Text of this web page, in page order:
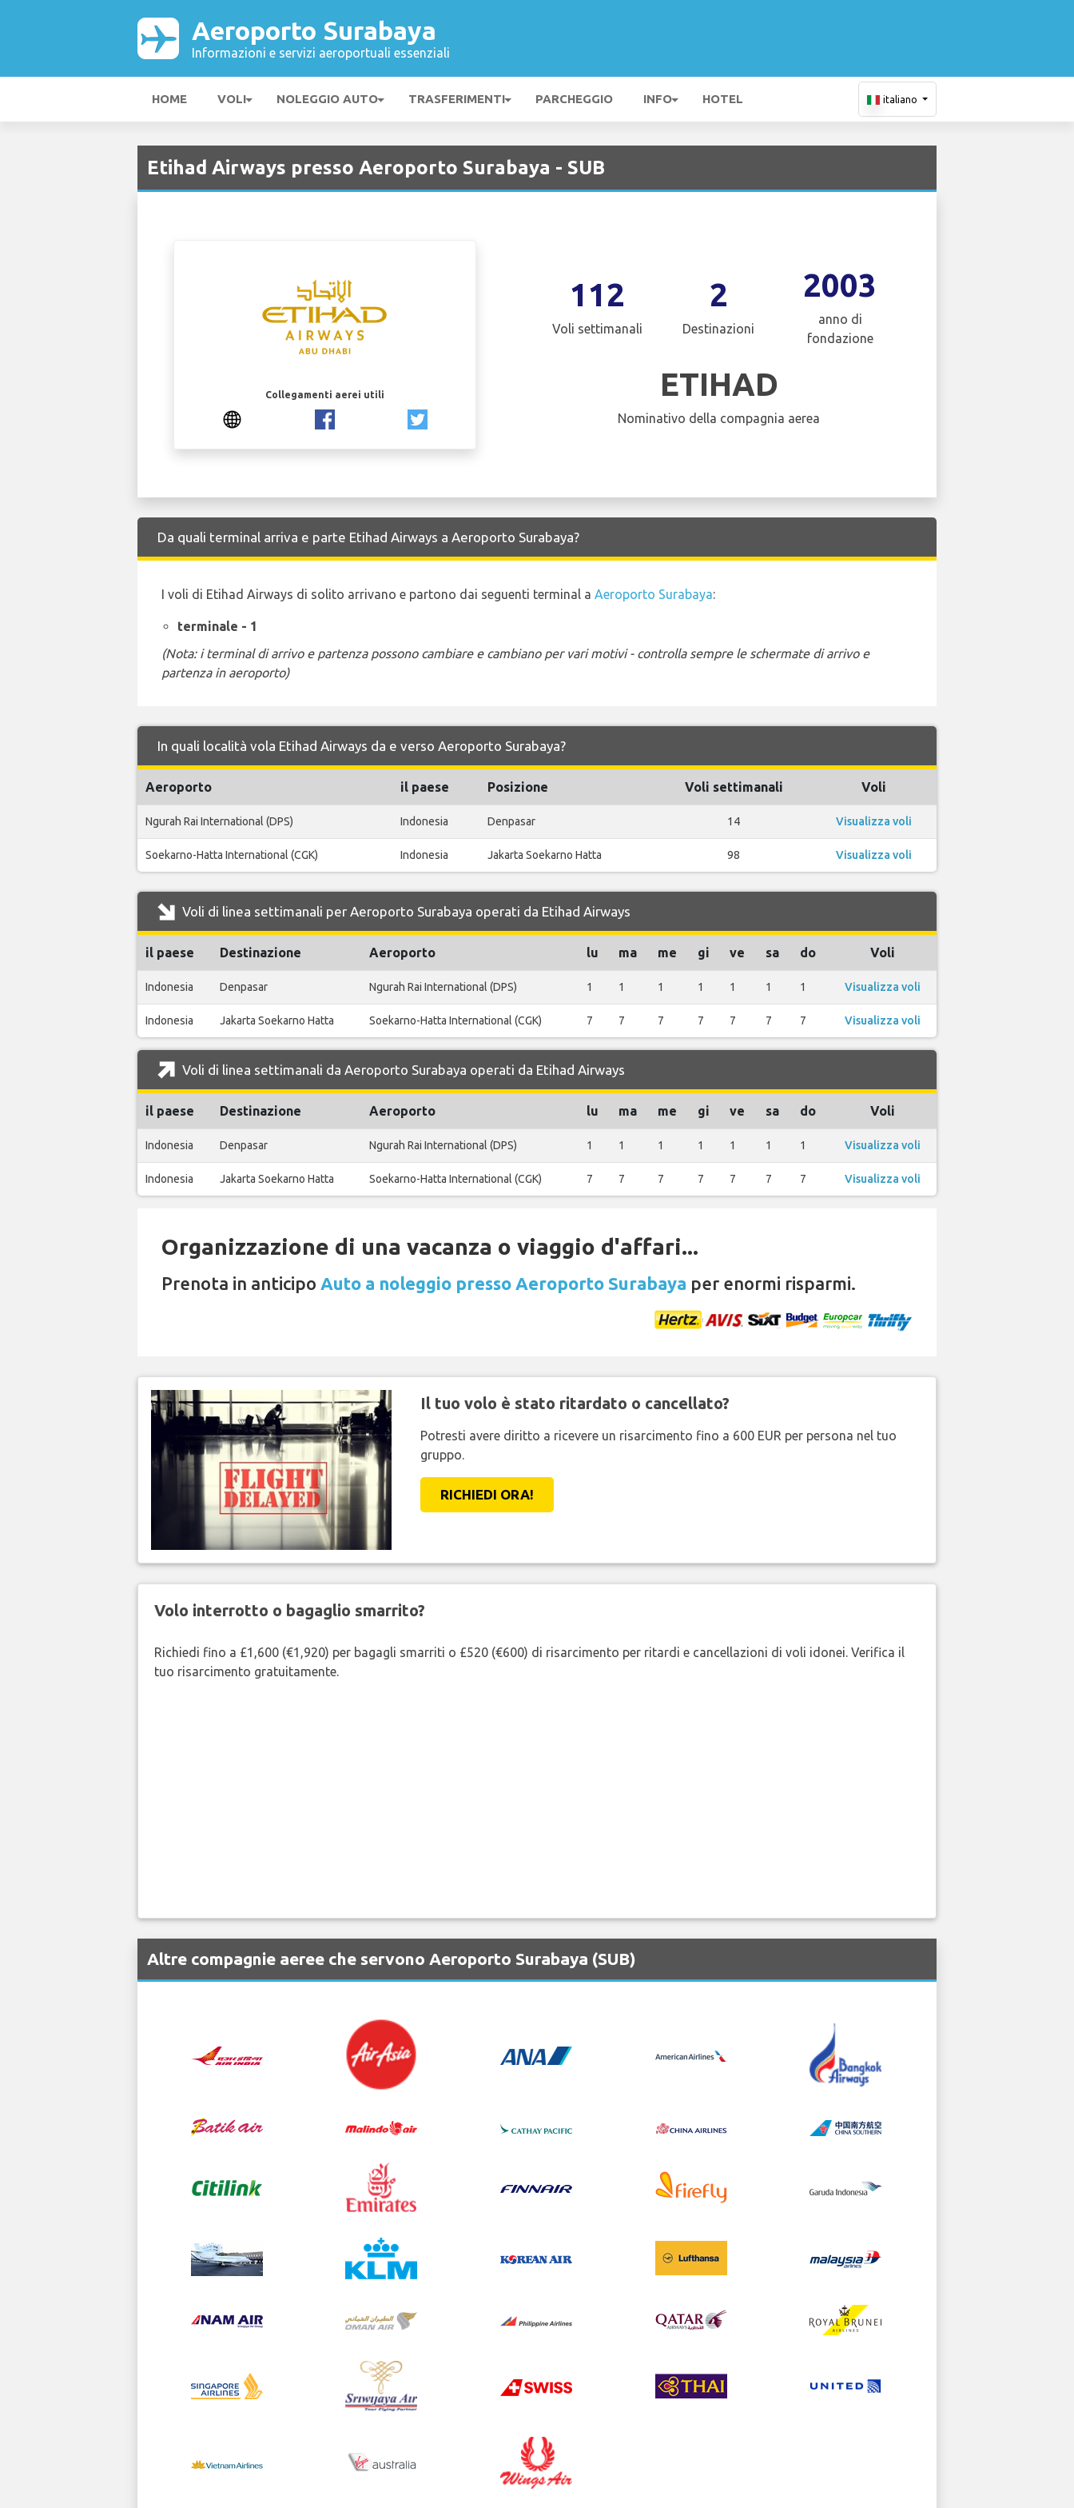
Aeroporto Surabaya
Informazioni e servizi aeroportuali essenziali
HOME VOLI NOLEGGIO AUTO TRASFERIMENTI PARCHEGGIO INFO HOTEL italiano
Etihad Airways presso Aeroporto Surabaya - SUB
Collegamenti aerei utili
112
Voli settimanali
2
Destinazioni
2003
anno di
fondazione
ETIHAD
Nominativo della compagnia aerea
Da quali terminal arriva e parte Etihad Airways a Aeroporto Surabaya?
I voli di Etihad Airways di solito arrivano e partono dai seguenti terminal a Aeroporto Surabaya:
terminale - 1
(Nota: i terminal di arrivo e partenza possono cambiare e cambiano per vari motivi - controlla sempre le schermate di arrivo e
partenza in aeroporto)
In quali località vola Etihad Airways da e verso Aeroporto Surabaya?
Aeroporto il paese Posizione Voli settimanali Voli
Ngurah Rai International (DPS) Indonesia Denpasar 14 Visualizza voli
Soekarno-Hatta International (CGK) Indonesia Jakarta Soekarno Hatta 98 Visualizza voli
Voli di linea settimanali per Aeroporto Surabaya operati da Etihad Airways
il paese Destinazione Aeroporto lu ma me gi ve sa do Voli
Indonesia Denpasar Ngurah Rai International (DPS) 1 1 1 1 1 1 1 Visualizza voli
Indonesia Jakarta Soekarno Hatta Soekarno-Hatta International (CGK) 7 7 7 7 7 7 7 Visualizza voli
Voli di linea settimanali da Aeroporto Surabaya operati da Etihad Airways
il paese Destinazione Aeroporto lu ma me gi ve sa do Voli
Indonesia Denpasar Ngurah Rai International (DPS) 1 1 1 1 1 1 1 Visualizza voli
Indonesia Jakarta Soekarno Hatta Soekarno-Hatta International (CGK) 7 7 7 7 7 7 7 Visualizza voli
Organizzazione di una vacanza o viaggio d'affari...
Prenota in anticipo Auto a noleggio presso Aeroporto Surabaya per enormi risparmi.
Il tuo volo è stato ritardato o cancellato?
Potresti avere diritto a ricevere un risarcimento fino a 600 EUR per persona nel tuo
gruppo.
RICHIEDI ORA!
Volo interrotto o bagaglio smarrito?
Richiedi fino a £1,600 (€1,920) per bagagli smarriti o £520 (€600) di risarcimento per ritardi e cancellazioni di voli idonei. Verifica il
tuo risarcimento gratuitamente.
Altre compagnie aeree che servono Aeroporto Surabaya (SUB)